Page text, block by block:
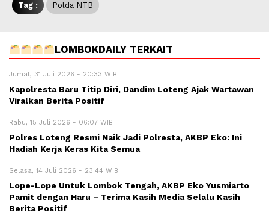
Tag : Polda NTB
LOMBOKDAILY TERKAIT
Jumat, 31 Juli 2026 - 20:33 WIB
Kapolresta Baru Titip Diri, Dandim Loteng Ajak Wartawan
Viralkan Berita Positif
Rabu, 15 Juli 2026 - 06:07 WIB
Polres Loteng Resmi Naik Jadi Polresta, AKBP Eko: Ini
Hadiah Kerja Keras Kita Semua
Selasa, 14 Juli 2026 - 23:44 WIB
Lope-Lope Untuk Lombok Tengah, AKBP Eko Yusmiarto
Pamit dengan Haru – Terima Kasih Media Selalu Kasih
Berita Positif